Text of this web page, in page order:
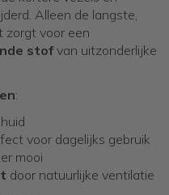
Alleen de langste,
zorgt voor een
stofvan uitzonderlijke
:
voor dagelijks gebruik
mooi
door natuurlijke ventilatie